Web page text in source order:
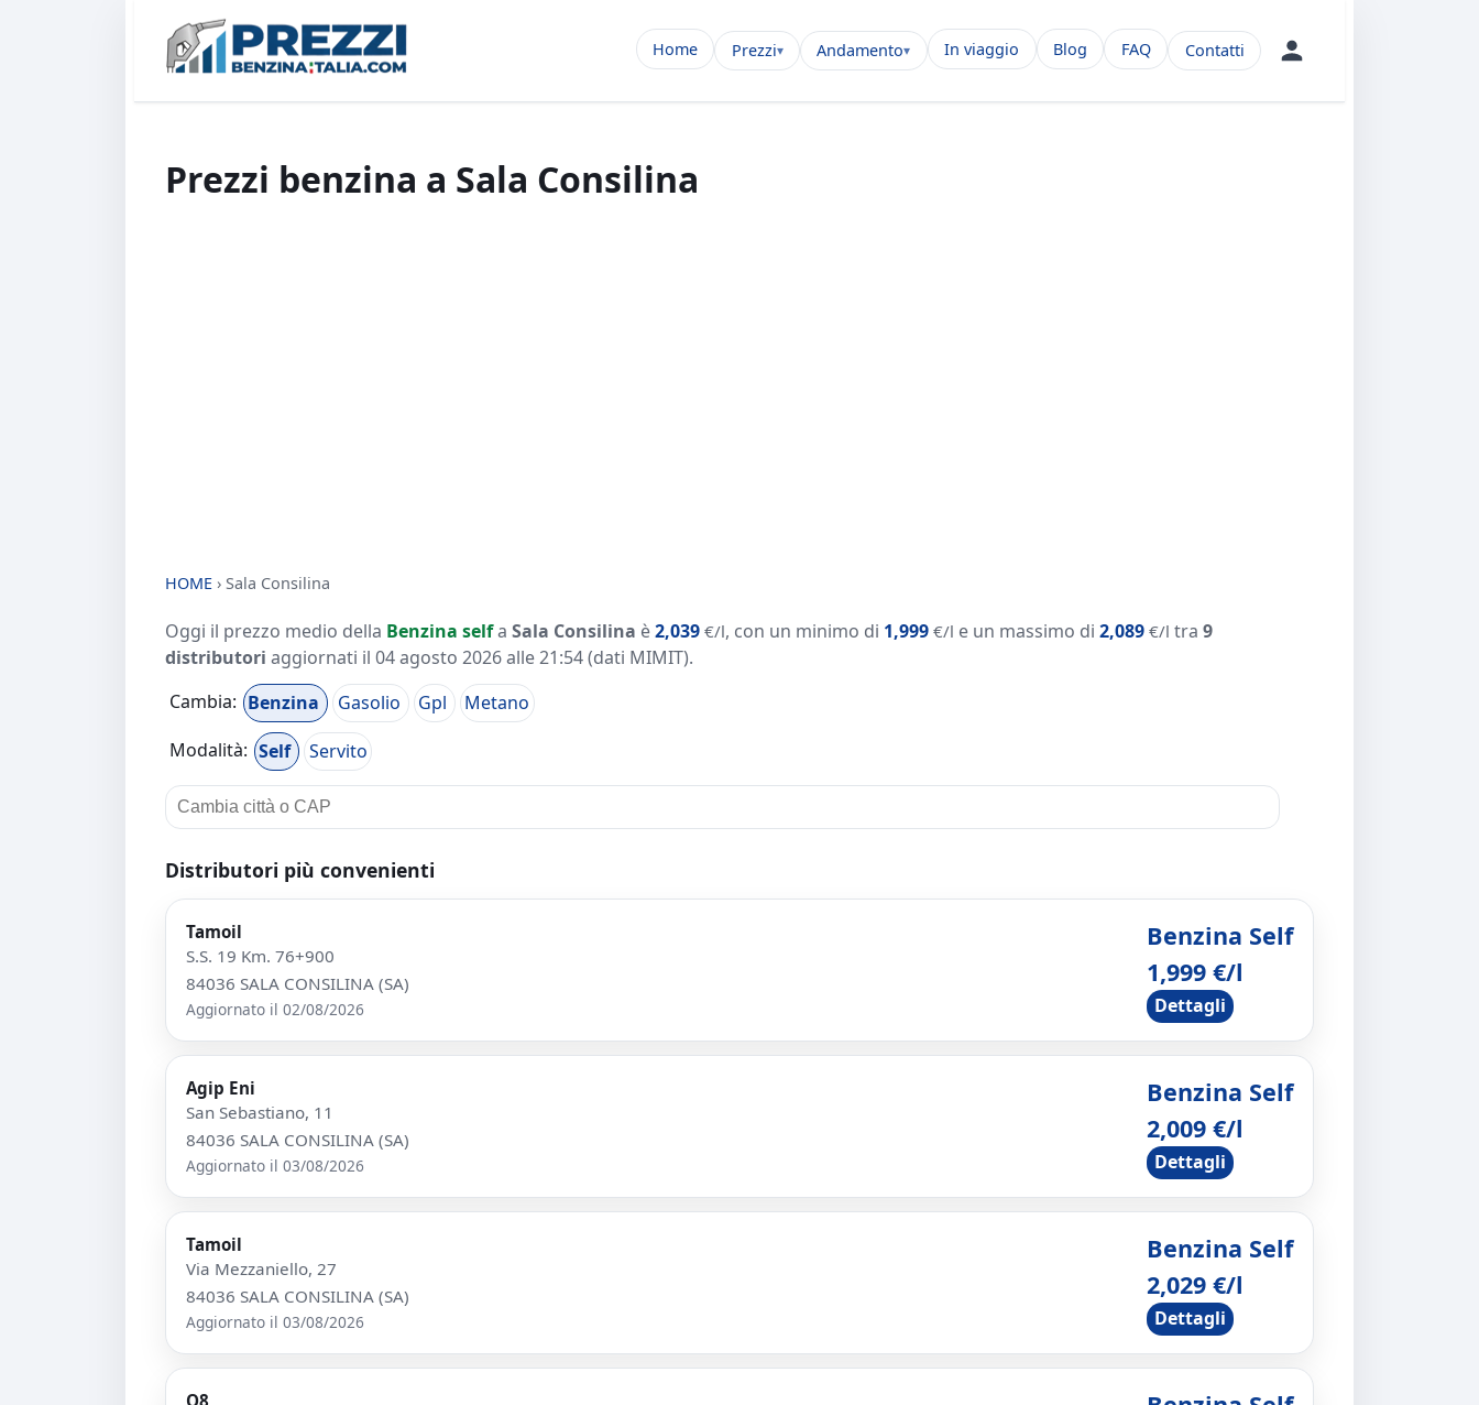
Home Prezzi Andamento In viaggio Blog FAQ Contatti
Prezzi benzina a Sala Consilina
HOME › Sala Consilina
Oggi il prezzo medio della Benzina selfa Sala Consilina è2,039 €/l, con un minimo di 1,999 €/l e un massimo di 2,089 €/l tra 9
distributori aggiornati il 04 agosto 2026 alle 21:54(dati MIMIT).
Cambia: Benzina Gasolio Gpl
Metano
Modalità: Self Servito
Distributori più convenienti
Tamoil
S.S. 19 Km. 76+900
84036 SALA CONSILINA (SA)
Aggiornato il 02/08/2026
Benzina Self
1,999 €/l
Dettagli
Agip Eni
San Sebastiano, 11
84036 SALA CONSILINA (SA)
Aggiornato il 03/08/2026
Benzina Self
2,009 €/l
Dettagli
Tamoil
Via Mezzaniello, 27
84036 SALA CONSILINA (SA)
Aggiornato il 03/08/2026
Benzina Self
2,029 €/l
Dettagli